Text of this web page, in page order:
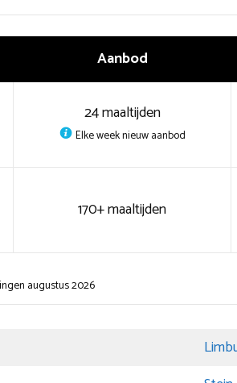
Aanbod
24 maaltijden
Elke week nieuw aanbod
170+ maaltijden
augustus 2026